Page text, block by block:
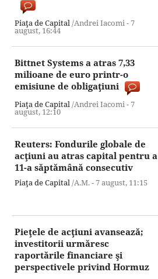
Piaţa de Capital/Andrei Iacomi -7
august, 16:44
Bittnet Systems a atras 7,33
milioane de euro printr-o
emisiune de obligaţiuni
Piaţa de Capital/Andrei Iacomi -7
august, 12:10
Reuters: Fondurile globale de
acţiuni au atras capital pentru a
11-a săptămână consecutiv
Piaţa de Capital/A.M. -7 august, 11:15
Pieţele de acţiuni avansează;
investitorii urmăresc
raportările financiare şi
perspectivele privind Hormuz